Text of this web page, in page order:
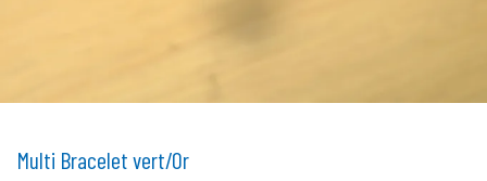
Multi Bracelet vert/Or